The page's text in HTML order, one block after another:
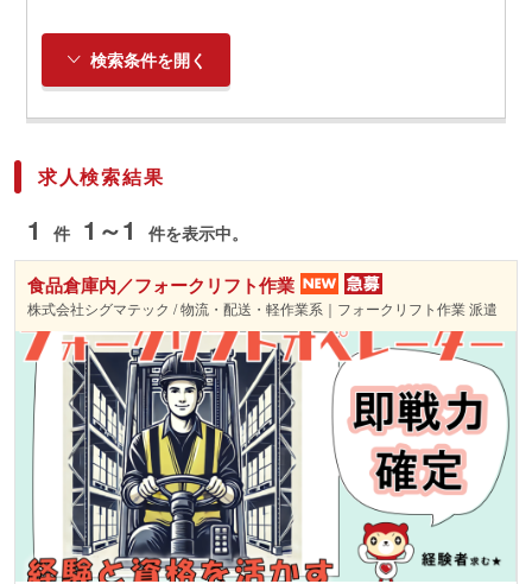
検索条件を開く
求人検索結果
1 件 1～1 件を表示中。
食品倉庫内／フォークリフト作業
株式会社シグマテック / 物流・配送・軽作業系｜フォークリフト作業 派遣